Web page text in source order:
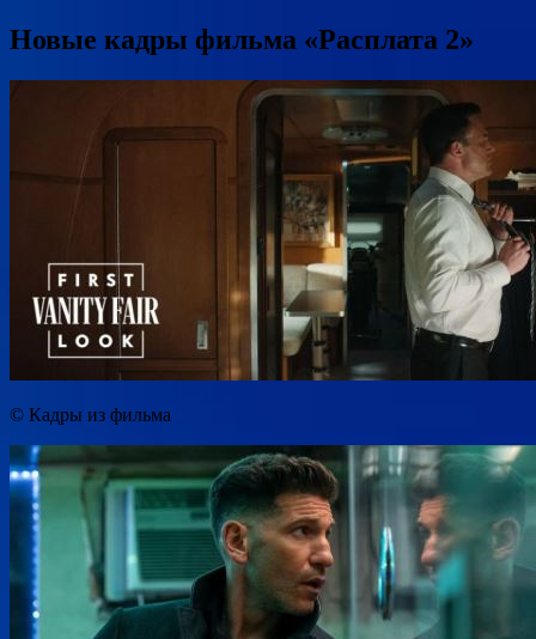
Новые кадры фильма «Расплата 2»
© Кадры из фильма